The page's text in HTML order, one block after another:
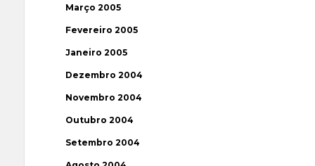
Março 2005
Fevereiro 2005
Janeiro 2005
Dezembro 2004
Novembro 2004
Outubro 2004
Setembro 2004